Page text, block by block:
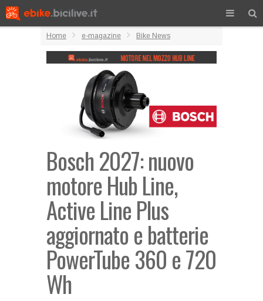
Home e-magazine Bike News
Bosch 2027: nuovo
motore Hub Line,
Active Line Plus
aggiornato e batterie
PowerTube 360 e 720
Wh